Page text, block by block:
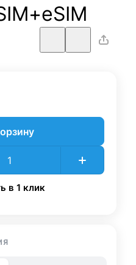
в 1 клик